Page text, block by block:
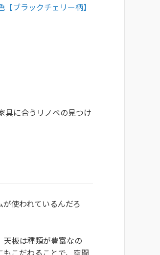
ブラックチェリー柄】
具に合うリノベの見つけ
使われているんだろ
天板は種類が豊富なの